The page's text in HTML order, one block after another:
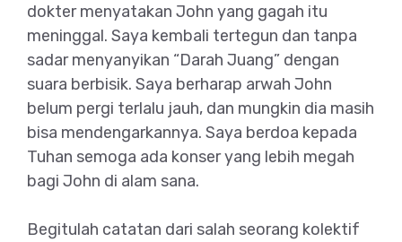
dokter menyatakan John yang gagah itu
meninggal. Saya kembali tertegun dan tanpa
sadar menyanyikan “Darah Juang” dengan
suara berbisik. Saya berharap arwah John
belum pergi terlalu jauh, dan mungkin dia masih
bisa mendengarkannya. Saya berdoa kepada
Tuhan semoga ada konser yang lebih megah
bagi John di alam sana.
Begitulah catatan dari salah seorang kolektif